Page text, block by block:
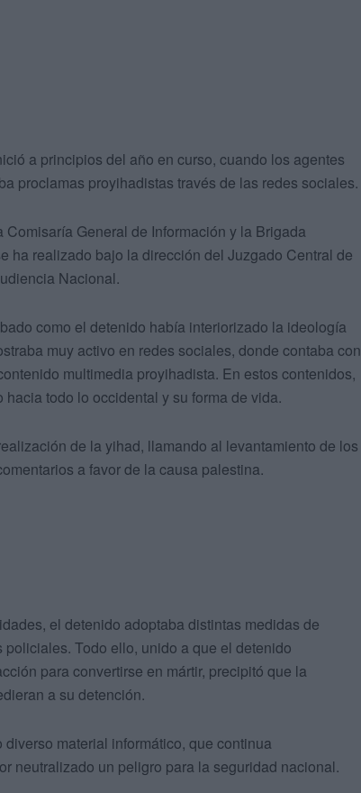
a principios del año en curso, cuando los agentes
proclamas proyihadistas través de las redes sociales.
General de Información y la Brigada
ha realizado bajo la dirección del Juzgado Central de
Nacional.
como el detenido había interiorizado la ideología
muy activo en redes sociales, donde contaba con
multimedia proyihadista. En estos contenidos,
todo lo occidental y su forma de vida.
de la yihad, llamando al levantamiento de los
a favor de la causa palestina.
el detenido adoptaba distintas medidas de
Todo ello, unido a que el detenido
para convertirse en mártir, precipitó que la
a su detención.
material informático, que continua
neutralizado un peligro para la seguridad nacional.